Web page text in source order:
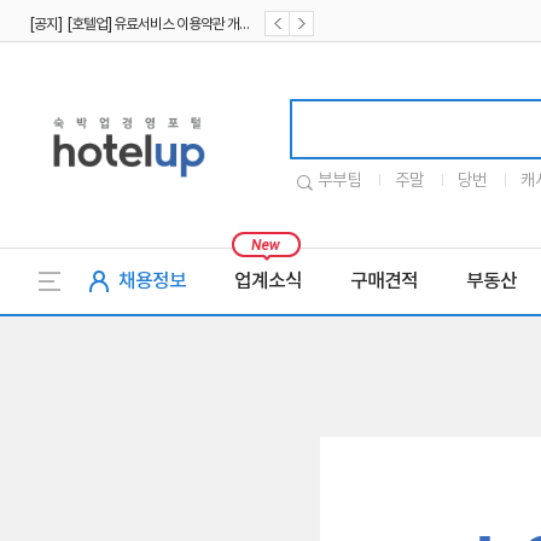
부부팀 주말 당번 캐
채용정보 업계소식 구매견적 부동산